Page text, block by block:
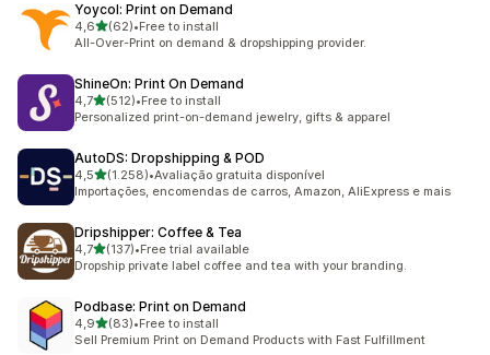
Yoycol: Print on Demand
4,6de 5 estrelas
(62)
62 total de avaliações
•Free to install
All-Over-Print on demand & dropshipping provider.
ShineOn: Print On Demand
4,7de 5 estrelas
(512)
512 total de avaliações
•Free to install
Personalized print-on-demand jewelry, gifts & apparel
AutoDS: Dropshipping & POD
4,5de 5 estrelas
(1.258)
1258 total de avaliações
•Avaliação gratuita disponível
Importações, encomendas de carros, Amazon, AliExpress e mais
Dripshipper: Coffee & Tea
4,7de 5 estrelas
(137)
137 total de avaliações
•Free trial available
Dropship private label coffee and tea with your branding.
Podbase: Print on Demand
4,9de 5 estrelas
(83)
83 total de avaliações
•Free to install
Sell Premium Print on Demand Products with Fast Fulfillment